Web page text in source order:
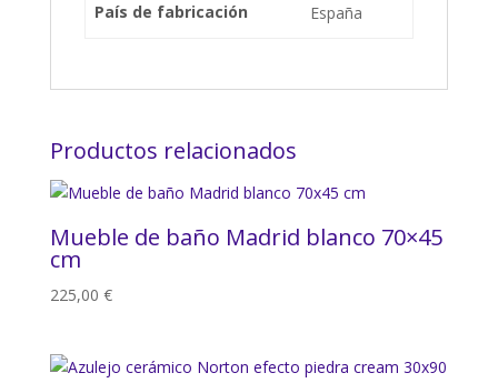
País de fabricación España
Productos relacionados
Mueble de baño Madrid blanco 70×45
cm
225,00 €